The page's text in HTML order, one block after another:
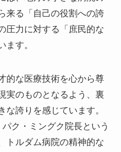
来る「自己の役割への誇
圧力に対する「庶民的な
ます。
的な医療技術を心から尊
実のものとなるよう、裏
な誇りを感じています。
ク・ミングク院長という
トルダム病院の精神的な